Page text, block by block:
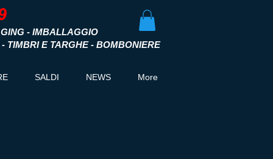
- IMBALLAGGIO
TIMBRI E TARGHE - BOMBONIERE
SALDI NEWS More